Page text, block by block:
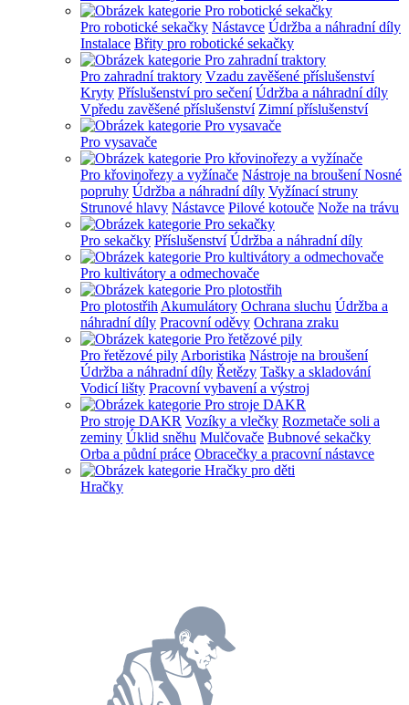
Pro robotické sekačky Nástavce Údržba a náhradní díly
Instalace Břity pro robotické sekačky
Pro zahradní traktory Vzadu zavěšené příslušenství
Kryty Příslušenství pro sečení Údržba a náhradní díly
Vpředu zavěšené příslušenství Zimní příslušenství
Pro vysavače
Pro křovinořezy a vyžínače Nástroje na broušeníNosné
popruhy Údržba a náhradní díly Vyžínací struny
Strunové hlavy Nástavce Pilové kotouče Nože na trávu
Pro sekačky Příslušenství Údržba a náhradní díly
Pro kultivátory a odmechovače
Pro plotostřih Akumulátory Ochrana sluchu Údržba a
náhradní díly Pracovní oděvy Ochrana zraku
Pro řetězové pily Arboristika Nástroje na broušení
Údržba a náhradní díly Řetězy Tašky a skladování
Vodicí lišty Pracovní vybavení a výstroj
Pro stroje DAKR Vozíky a vlečky Rozmetače soli a
zeminy Úklid sněhu Mulčovače Bubnové sekačky
Orba a půdní práce Obracečky a pracovní nástavce
Hračky